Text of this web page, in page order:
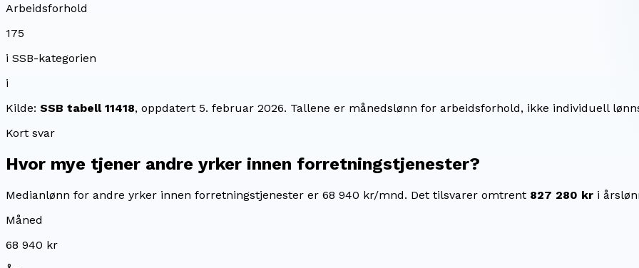
Arbeidsforhold
175
i SSB-kategorien
i
Kilde: SSB tabell 11418, oppdatert 5. februar 2026. Tallene er månedslønn for arbeidsforhold, ikke individuell
Kort svar
Hvor mye tjener andre yrker innen forretningstjenester?
Medianlønn for andre yrker innen forretningstjenester er 68 940 kr/mnd. Det tilsvarer omtrent 827 280 kr i
Måned
68 940 kr